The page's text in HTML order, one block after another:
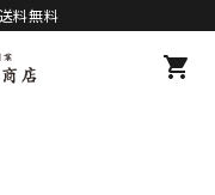
料無料
shopping_cart